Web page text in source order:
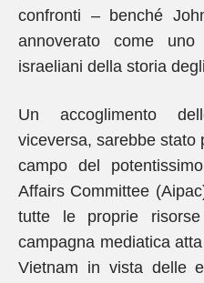
confronti – benché
annoverato come
israeliani della storia
Un accoglimento
viceversa, sarebbe stato
campo del
Affairs Committee
tutte le proprie
campagna mediatica
Vietnam in vista delle